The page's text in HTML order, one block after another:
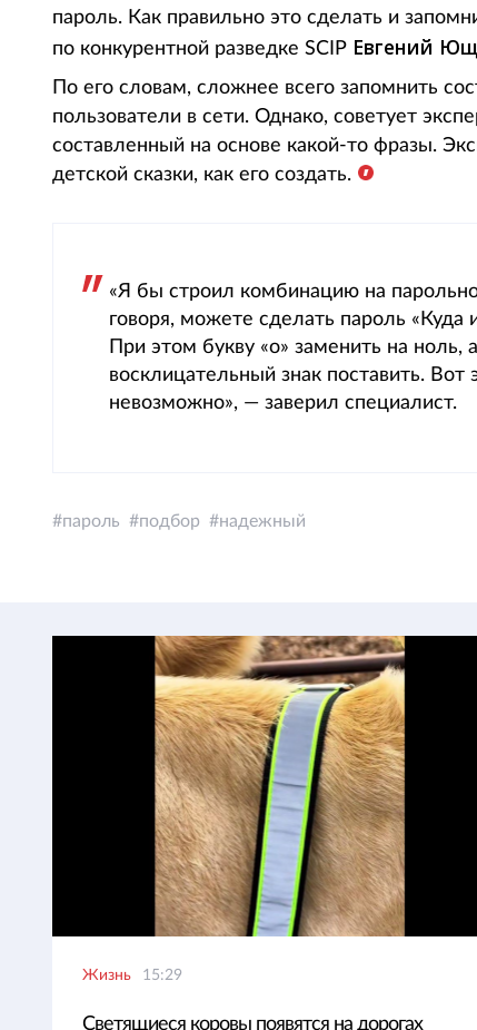
пароль. Как правильно это сделать и
по конкурентной разведке SCIP Евгений
По его словам, сложнее всего запомнить
пользователи в сети. Однако, советует
составленный на основе какой-то фразы.
детской сказки, как его создать.
«Я бы строил комбинацию на
говоря, можете сделать пароль
При этом букву «о» заменить на ноль,
восклицательный знак поставить.
невозможно», — заверил специалист.
пароль подбор надежный
Жизнь 15:29
Светящиеся коровы появятся на дорогах